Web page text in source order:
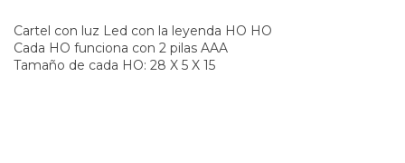
Cartel con luz Led con la leyenda HO HO
Cada HO funciona con 2 pilas AAA
Tamaño de cada HO: 28 X 5 X 15